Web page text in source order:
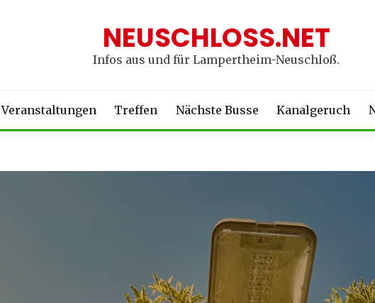
NEUSCHLOSS.NET
Infos aus und für Lampertheim-Neuschloß.
Veranstaltungen Treffen Nächste Busse Kanalgeruch